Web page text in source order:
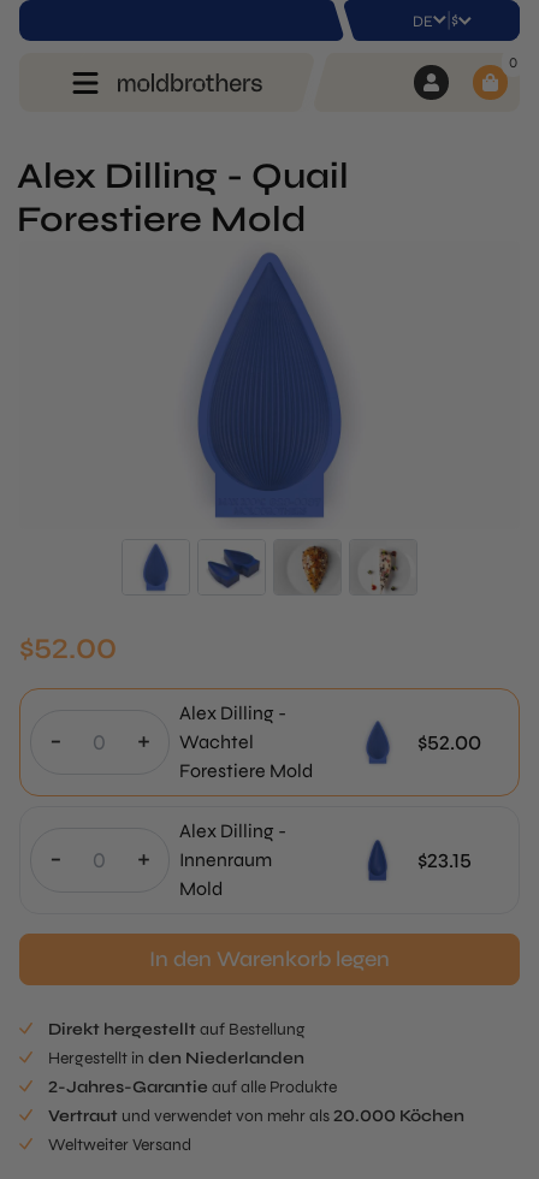
DE | $
0
Alex Dilling - Quail
Forestiere Mold
$52.00
- +
Alex Dilling -
Wachtel
Forestiere Mold
$52.00
- +
Alex Dilling -
Innenraum
Mold
$23.15
In den Warenkorb legen
Direkt hergestelltauf Bestellung
Hergestellt in den Niederlanden
2-Jahres-Garantie auf alle Produkte
Vertraut und verwendet von mehr als20.000 Köchen
Weltweiter Versand